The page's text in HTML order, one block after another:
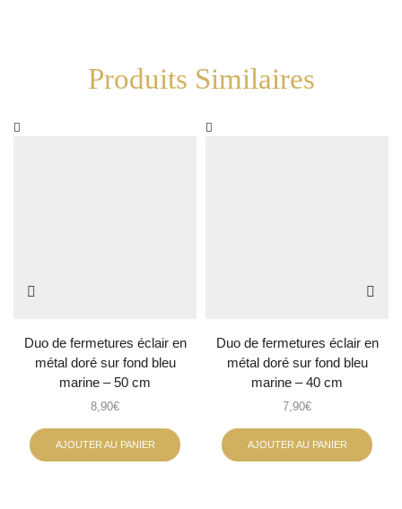
Produits Similaires
Duo de fermetures éclair en
métal doré sur fond bleu
marine – 50 cm
8,90€
AJOUTER AU PANIER
Duo de fermetures éclair en
métal doré sur fond bleu
marine – 40 cm
7,90€
AJOUTER AU PANIER